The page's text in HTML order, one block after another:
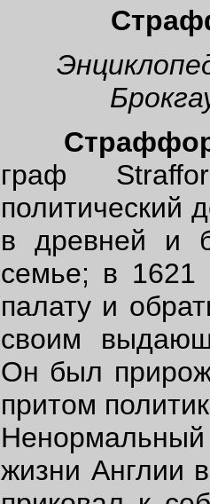
граф
политический
в древней и
семье; в 1621
палату и
своим
Он был
притом
Ненормальный
жизни Англии